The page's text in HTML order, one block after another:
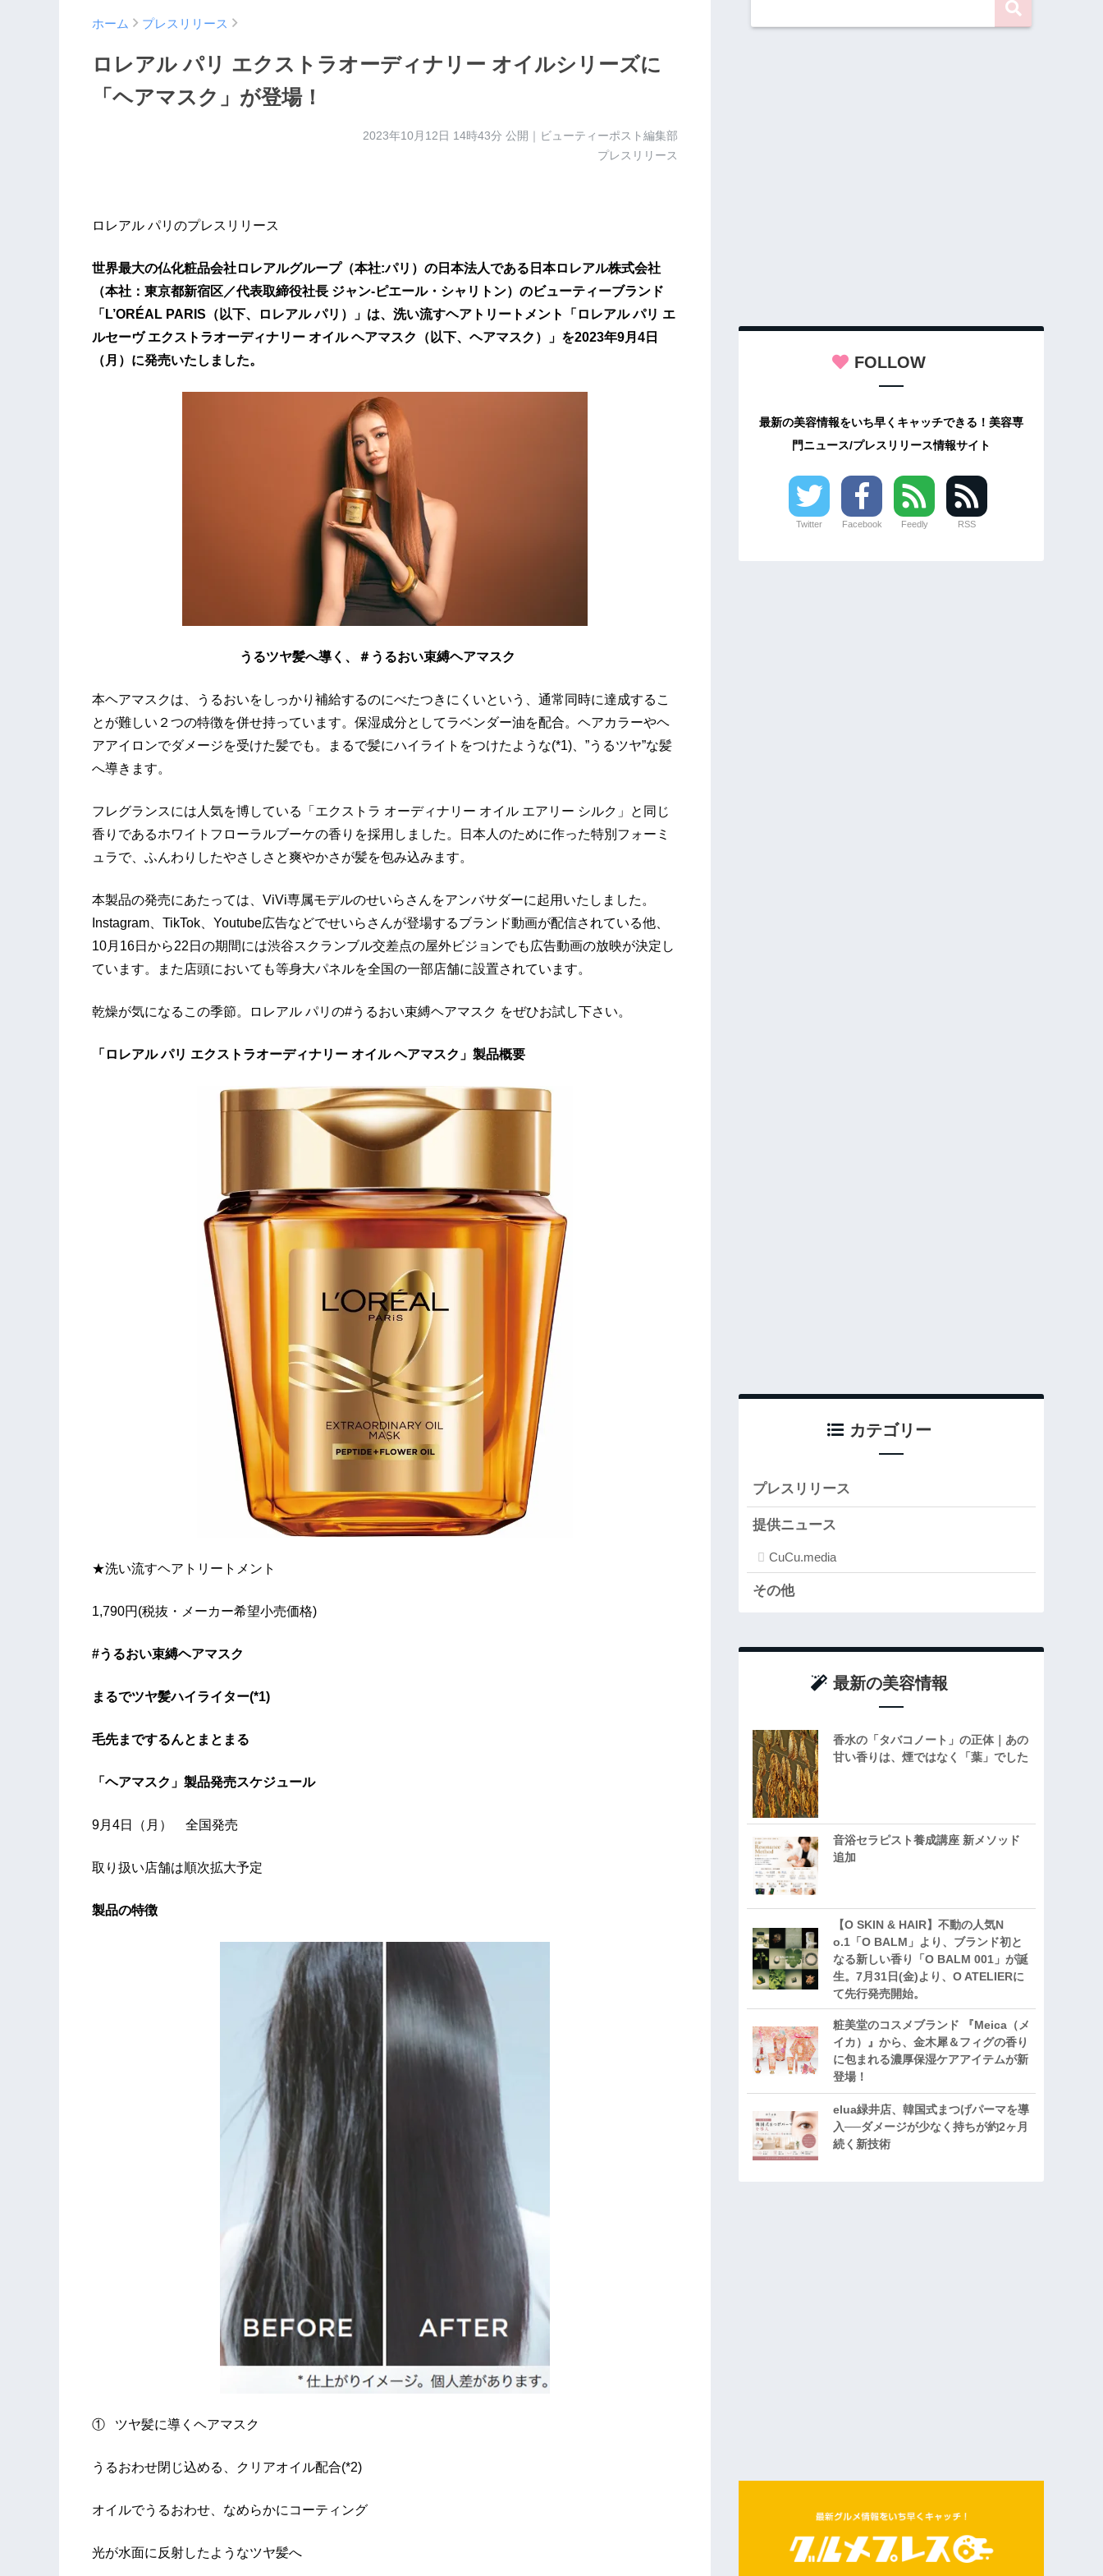
ホーム プレスリリース
ロレアル パリ エクストラオーディナリー オイルシリーズに
「ヘアマスク」が登場！
2023年10月12日 14時43分 公開｜ビューティーポスト編集部
プレスリリース
ロレアル パリのプレスリリース
世界最大の仏化粧品会社ロレアルグループ（本社:パリ）の日本法人である日本ロレアル株式会社
（本社：東京都新宿区／代表取締役社長 ジャン-ピエール・シャリトン）のビューティーブランド
「L’ORÉAL PARIS（以下、ロレアル パリ）」は、洗い流すヘアトリートメント「ロレアル パリ エ
ルセーヴ エクストラオーディナリー オイル ヘアマスク（以下、ヘアマスク）」を2023年9月4日
（月）に発売いたしました。
うるツヤ髪へ導く、＃うるおい束縛ヘアマスク
本ヘアマスクは、うるおいをしっかり補給するのにべたつきにくいという、通常同時に達成するこ
とが難しい２つの特徴を併せ持っています。保湿成分としてラベンダー油を配合。ヘアカラーやヘ
アアイロンでダメージを受けた髪でも。まるで髪にハイライトをつけたような(*1)、”うるツヤ”な髪
へ導きます。
フレグランスには人気を博している「エクストラ オーディナリー オイル エアリー シルク」と同じ
香りであるホワイトフローラルブーケの香りを採用しました。日本人のために作った特別フォーミ
ュラで、ふんわりしたやさしさと爽やかさが髪を包み込みます。
本製品の発売にあたっては、ViVi専属モデルのせいらさんをアンバサダーに起用いたしました。
Instagram、TikTok、Youtube広告などでせいらさんが登場するブランド動画が配信されている他、
10月16日から22日の期間には渋谷スクランブル交差点の屋外ビジョンでも広告動画の放映が決定し
ています。また店頭においても等身大パネルを全国の一部店舗に設置されています。
乾燥が気になるこの季節。ロレアル パリの#うるおい束縛ヘアマスク をぜひお試し下さい。
「ロレアル パリ エクストラオーディナリー オイル ヘアマスク​」製品概要
★洗い流すヘアトリートメント
1,790円(税抜・メーカー希望小売価格)
#うるおい束縛ヘアマスク
まるでツヤ髪ハイライター(*1)
毛先までするんとまとまる
「ヘアマスク」製品発売スケジュール
9月4日（月） 全国発売
取り扱い店舗は順次拡大予定
製品の特徴
① ツヤ髪に導くヘアマスク
うるおわせ閉じ込める、クリアオイル配合(*2)
オイルでうるおわせ、なめらかにコーティング
光が水面に反射したようなツヤ髪へ
FOLLOW
最新の美容情報をいち早くキャッチできる！美容専
門ニュース/プレスリリース情報サイト
Twitter Facebook Feedly RSS
カテゴリー
プレスリリース
提供ニュース
CuCu.media
その他
最新の美容情報
香水の「タバコノート」の正体｜あの
甘い香りは、煙ではなく「葉」でした
音浴セラピスト養成講座 新メソッド
追加
【O SKIN & HAIR】不動の人気N
o.1「O BALM」より、ブランド初と
なる新しい香り「O BALM 001」が誕
生。7月31日(金)より、O ATELIERに
て先行発売開始。
粧美堂のコスメブランド 『Meica（メ
イカ）』から、金木犀＆フィグの香り
に包まれる濃厚保湿ケアアイテムが新
登場！
elua緑井店、韓国式まつげパーマを導
入──ダメージが少なく持ちが約2ヶ月
続く新技術